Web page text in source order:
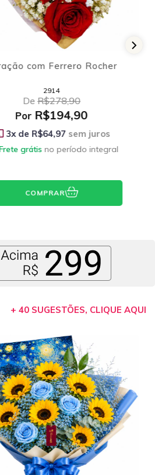
Buquê Suave Brisa
3203
De R$198,90
PorR$164,90
3x de R$54,97 sem juros
COMPRAR
+ 40 SUGESTÕES, CLIQUE AQUI